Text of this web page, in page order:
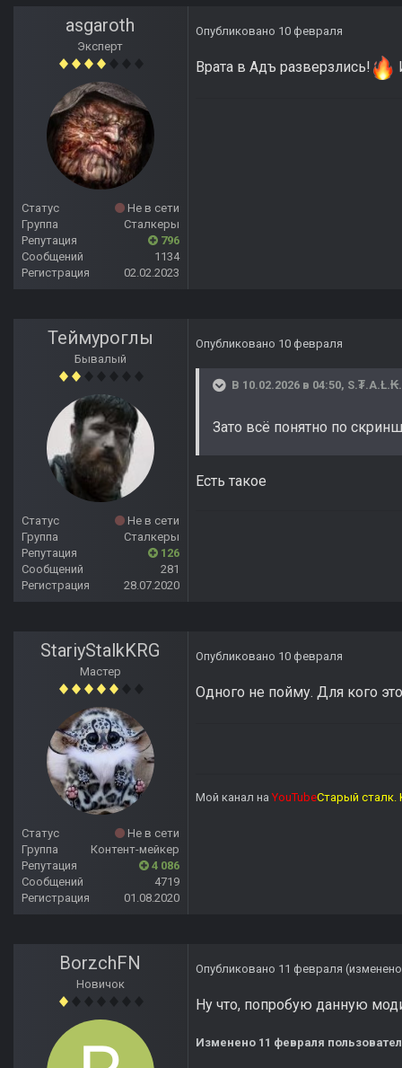
asgaroth
Эксперт
Статус
Не в сети
Группа
Сталкеры
Репутация
796
Сообщений
1134
Регистрация
02.02.2023
Опубликовано 10 февраля
Врата в Адъ разверзлись!
Теймуроглы
Бывалый
Статус
Не в сети
Группа
Сталкеры
Репутация
126
Сообщений
281
Регистрация
28.07.2020
Опубликовано 10 февраля
В 10.02.2026 в 04:50,
Зато всё понятно по
Есть такое
StariyStalkKRG
Мастер
Статус
Не в сети
Группа
Контент-мейкер
Репутация
4 086
Сообщений
4719
Регистрация
01.08.2020
Опубликовано 10 февраля
Одного не пойму. Для кого
Мой канал наYouTubeСтарый сталк.
BorzchFN
Новичок
Опубликовано 11 февраля
Ну что, попробую данную
Изменено 11 февраля